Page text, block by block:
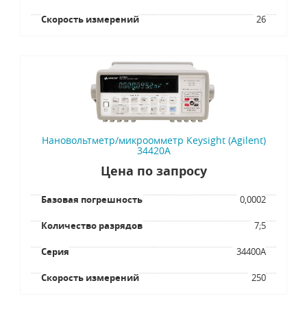
Скорость измерений 26
Нановольтметр/микроомметр Keysight (Agilent)
34420A
Цена по запросу
Базовая погрешность 0,0002
Количество разрядов 7;5
Серия 34400A
Скорость измерений 250